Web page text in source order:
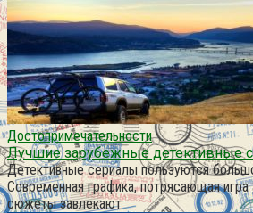
Достопримечательности
Лучшие зарубежные детективные
Детективные сериалы пользуются
Современная графика, потрясающая игра
сюжеты завлекают